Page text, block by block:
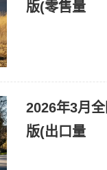
版(零售量
2026年3月
版(出口量